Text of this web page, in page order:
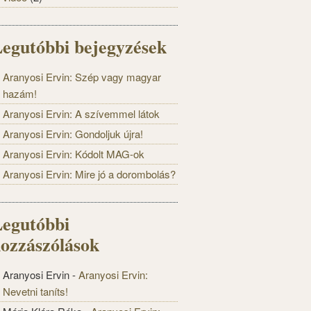
bejegyzések
Aranyosi Ervin: Szép vagy magyar
hazám!
Aranyosi Ervin: A szívemmel látok
Aranyosi Ervin: Gondoljuk újra!
Aranyosi Ervin: Kódolt MAG-ok
Aranyosi Ervin: Mire jó a dorombolás?
Aranyosi Ervin-Aranyosi Ervin:
Nevetni taníts!